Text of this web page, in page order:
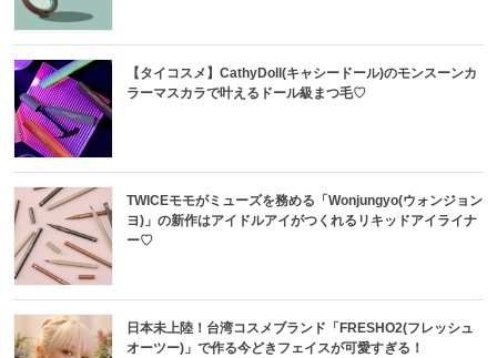
【タイコスメ】CathyDoll(キャシードール)のモンスーンカ
ラーマスカラで叶えるドール級まつ毛♡
TWICEモモがミューズを務める「Wonjungyo(ウォンジョン
ヨ)」の新作はアイドルアイがつくれるリキッドアイライナ
ー♡
日本未上陸！台湾コスメブランド「FRESHO2(フレッシュ
オーツー)」で作る今どきフェイスが可愛すぎる！